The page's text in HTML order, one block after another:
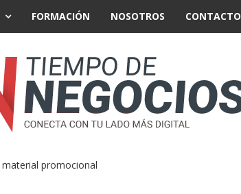
FORMACIÓN NOSOTROS CONTACTO
promocional